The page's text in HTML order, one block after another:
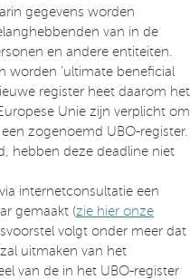
gegevens worden
van in de
en andere entiteiten.
worden ‘ultimate beneficial
register heet daarom het
Unie zijn verplicht om
zogenoemd UBO-register.
hebben deze deadline niet
internetconsultatie een
gemaakt (zie hier onze
volgt onder meer dat
uitmaken van het
van de in het UBO-register